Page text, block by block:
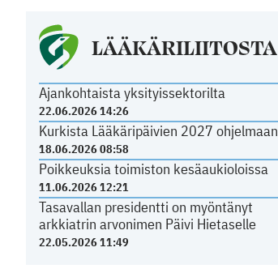
LÄÄKÄRILIITOSTA
Ajankohtaista yksityissektorilta
22.06.2026 14:26
Kurkista Lääkäripäivien 2027 ohjelmaan
18.06.2026 08:58
Poikkeuksia toimiston kesäaukioloissa
11.06.2026 12:21
Tasavallan presidentti on myöntänyt
arkkiatrin arvonimen Päivi Hietaselle
22.05.2026 11:49